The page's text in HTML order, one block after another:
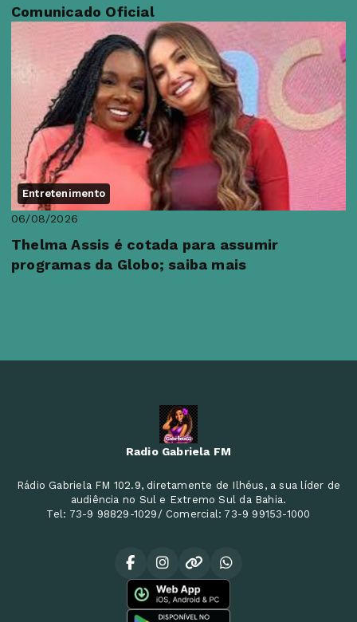
Comunicado Oficial
Entretenimento
06/08/2026
Thelma Assis é cotada para assumir
programas da Globo; saiba mais
Radio Gabriela FM
Rádio Gabriela FM 102.9, diretamente de Ilhéus, a sua líder de
audiência no Sul e Extremo Sul da Bahia.
Tel: 73-9 98829-1029/ Comercial: 73-9 99153-1000